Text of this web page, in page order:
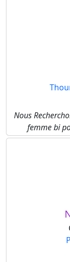
Nous
femme bi